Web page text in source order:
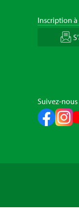
Inscription
Suivez-nous